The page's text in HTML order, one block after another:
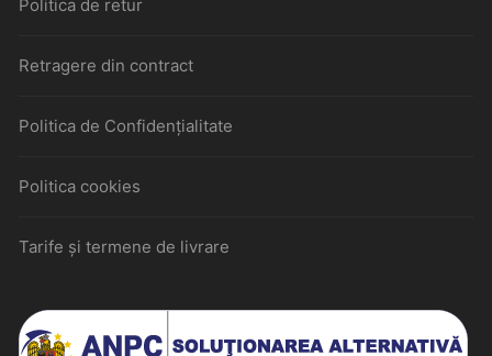
Politica de retur
Retragere din contract
Politica de Confidențialitate
Politica cookies
Tarife și termene de livrare